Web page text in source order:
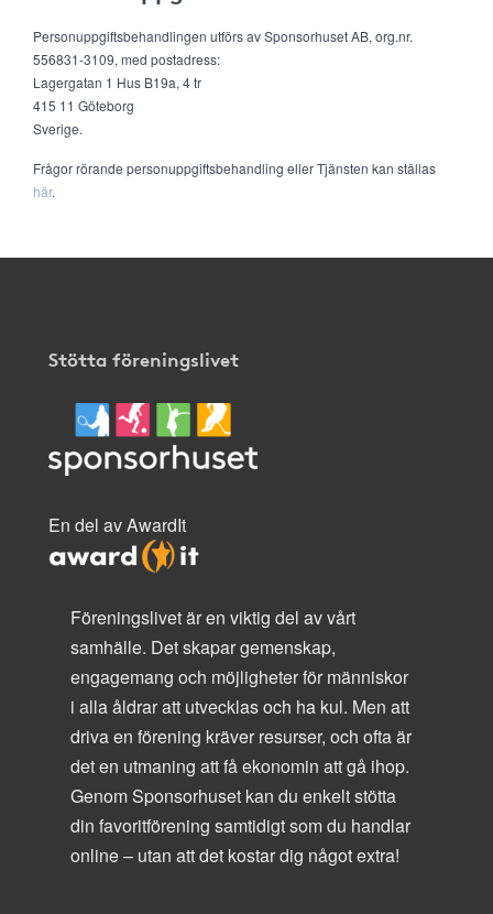
Personuppgiftsbehandlingen utförs av Sponsorhuset AB, org.nr.
556831-3109, med postadress:
Lagergatan 1 Hus B19a, 4 tr
415 11 Göteborg
Sverige.
Frågor rörande personuppgiftsbehandling eller Tjänsten kan ställas
här.
Stötta föreningslivet
En del av AwardIt
Föreningslivet är en viktig del av vårt
samhälle. Det skapar gemenskap,
engagemang och möjligheter för människor
i alla åldrar att utvecklas och ha kul. Men att
driva en förening kräver resurser, och ofta är
det en utmaning att få ekonomin att gå ihop.
Genom Sponsorhuset kan du enkelt stötta
din favoritförening samtidigt som du handlar
online – utan att det kostar dig något extra!